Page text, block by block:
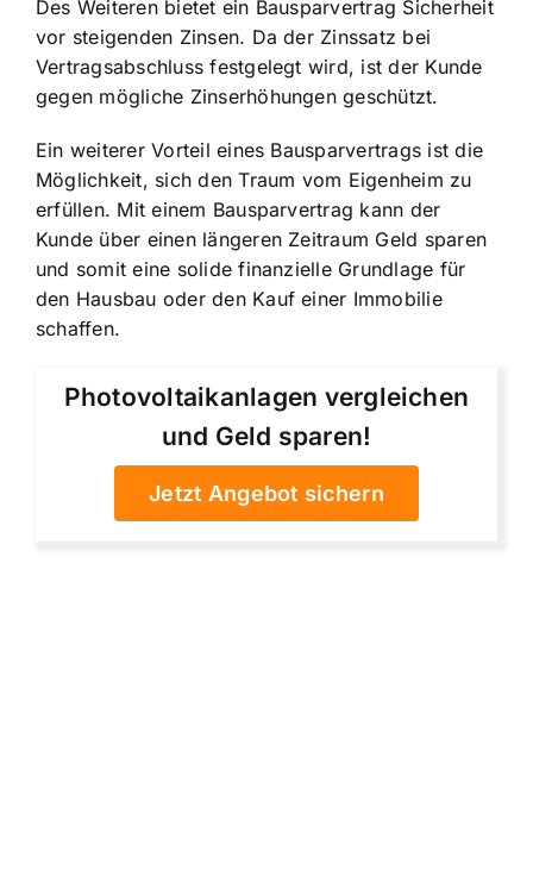
Des Weiteren bietet ein Bausparvertrag Sicherheit
vor steigenden Zinsen. Da der Zinssatz bei
Vertragsabschluss festgelegt wird, ist der Kunde
gegen mögliche Zinserhöhungen geschützt.
Ein weiterer Vorteil eines Bausparvertrags ist die
Möglichkeit, sich den Traum vom Eigenheim zu
erfüllen. Mit einem Bausparvertrag kann der
Kunde über einen längeren Zeitraum Geld sparen
und somit eine solide finanzielle Grundlage für
den Hausbau oder den Kauf einer Immobilie
schaffen.
Photovoltaikanlagen vergleichen
und Geld sparen!
Jetzt Angebot sichern